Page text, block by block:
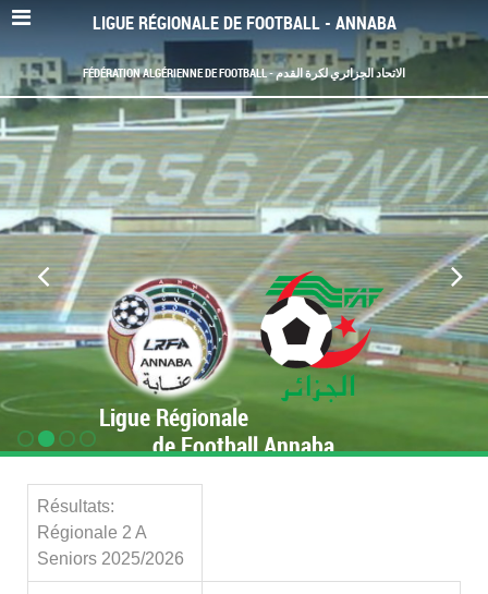
LIGUE RÉGIONALE DE FOOTBALL - ANNABA
FÉDÉRATION ALGÉRIENNE DE FOOTBALL - الاتحاد الجزائري لكرة القدم
Ligue Régionale
de Football Annaba
Résultats:
Régionale 2 A
Seniors 2025/2026